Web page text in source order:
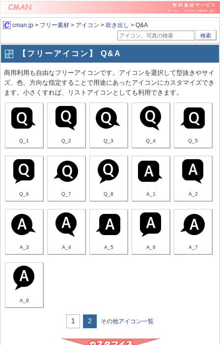
cman.jp > フリー素材 > アイコン > 吹き出し > Q&A
検索
【フリーアイコン】 Q&A
商用利用も自由なフリーアイコンです。アイコンを選択して型抜きやサイ
ズ、色、方向な指定することで用途にあったアイコンにカスタマイズでき
ます。小さくすれば、リストアイコンとしても利用できます。
Q_1 Q_2 Q_3 Q_4 Q_5
Q_6 Q_7 Q_8 A_1 A_2
A_3 A_4 A_5 A_6 A_7
A_8
1 2 その他アイコン一覧